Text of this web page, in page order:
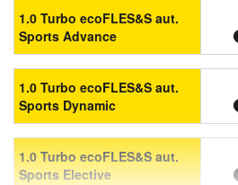
1.0 Turbo ecoFLES&S aut.
Sports Advance
1.0 Turbo ecoFLES&S aut.
Sports Dynamic
1.0 Turbo ecoFLES&S aut.
Sports Elective